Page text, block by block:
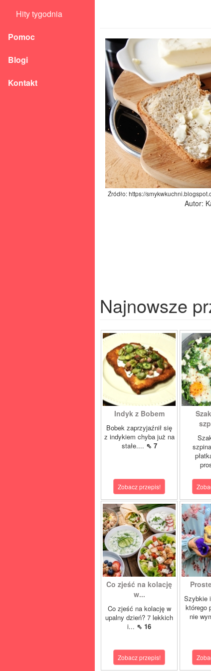
Hity tygodnia
Pomoc
Blogi
Kontakt
Źródło: https://
Autor:
Najnowsze
Indyk z Bobem
Bobek zaprzyjaźnił się
z indykiem chyba już na
stałe.... ⇖ 7
Zobacz przepis!
Co zjeść na kolację
w...
Co zjeść na kolację w
upalny dzień? 7 lekkich
i... ⇖ 16
Zobacz przepis!
Szybkie
którego
nie